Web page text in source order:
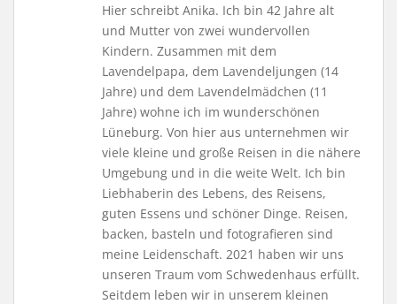
Hier schreibt Anika. Ich bin 42 Jahre alt
und Mutter von zwei wundervollen
Kindern. Zusammen mit dem
Lavendelpapa, dem Lavendeljungen (14
Jahre) und dem Lavendelmädchen (11
Jahre) wohne ich im wunderschönen
Lüneburg. Von hier aus unternehmen wir
viele kleine und große Reisen in die nähere
Umgebung und in die weite Welt. Ich bin
Liebhaberin des Lebens, des Reisens,
guten Essens und schöner Dinge. Reisen,
backen, basteln und fotografieren sind
meine Leidenschaft. 2021 haben wir uns
unseren Traum vom Schwedenhaus erfüllt.
Seitdem leben wir in unserem kleinen